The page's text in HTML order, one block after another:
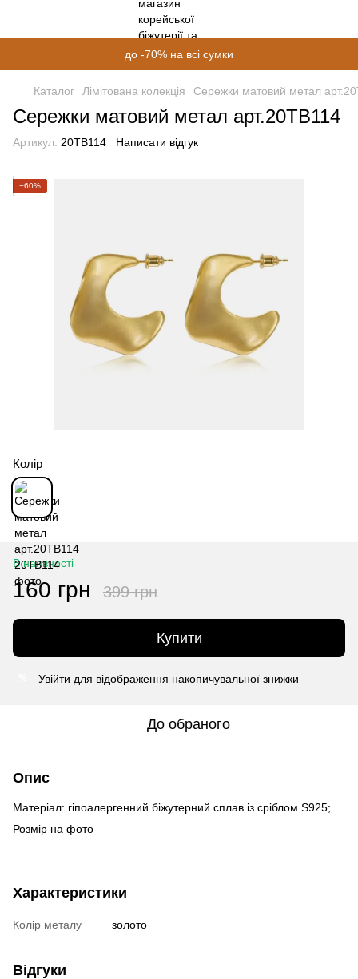
до -70% на всі сумки
Каталог Лімітована колекція Сережки матовий метал
Сережки матовий метал арт.20TB114
Артикул: 20ТВ114 Написати відгук
−60%
Колір
В наявності
160 грн 399 грн
Купити
Увійти для відображення накопичувальної знижки
До обраного
Опис
Матеріал: гіпоалергенний біжутерний сплав із сріблом S925;
Розмір на фото
Характеристики
Колір металу золото
Відгуки